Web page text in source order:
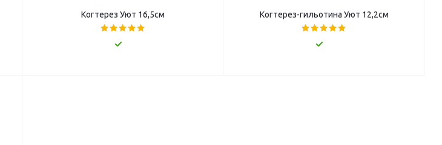
Когтерез Уют 16,5см Когтерез-гильотина Уют 12,2см